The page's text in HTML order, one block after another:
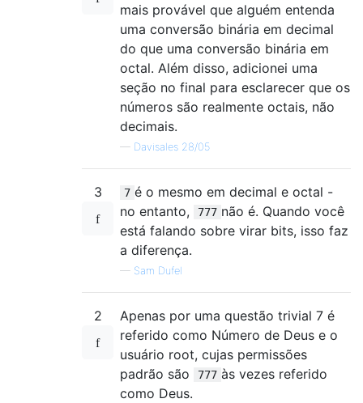
mais provável que alguém entenda
uma conversão binária em decimal
do que uma conversão binária em
octal. Além disso, adicionei uma
seção no final para esclarecer que os
números são realmente octais, não
decimais.
— Davisales 28/05
3 7 é o mesmo em decimal e octal -
no entanto,
777 não é. Quando você
está falando sobre virar bits, isso faz
a diferença.
— Sam Dufel
2
Apenas por uma questão trivial 7 é
referido como Número de Deus e o
usuário root, cujas permissões
padrão são
777 às vezes referido
como Deus.